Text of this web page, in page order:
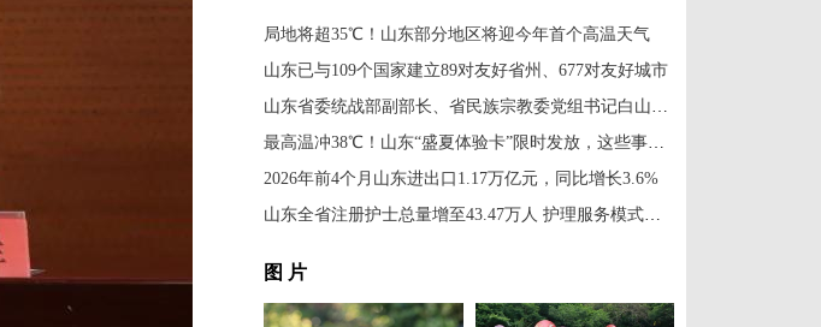
局地将超35℃！山东部分地区将迎今年首个高温天气
山东已与109个国家建立89对友好省州、677对友好城市
山东省委统战部副部长、省民族宗教委党组书记白山到中新社山东分社走访调研
最高温冲38℃！山东“盛夏体验卡”限时发放，这些事项需注意
2026年前4个月山东进出口1.17万亿元，同比增长3.6%
山东全省注册护士总量增至43.47万人 护理服务模式不断升级
图 片